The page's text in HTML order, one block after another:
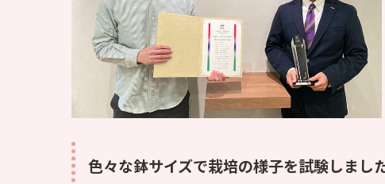
色々な鉢サイズで栽培の様子を試験しまし